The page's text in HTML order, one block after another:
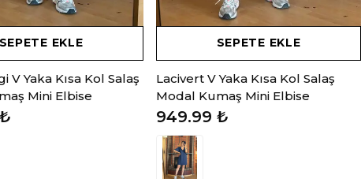
SEPETE EKLE
V Yaka Kısa Kol Salaş
Mini Elbise
SEPETE EKLE
Lacivert V Yaka Kısa Kol Salaş
Modal Kumaş Mini Elbise
949.99 ₺